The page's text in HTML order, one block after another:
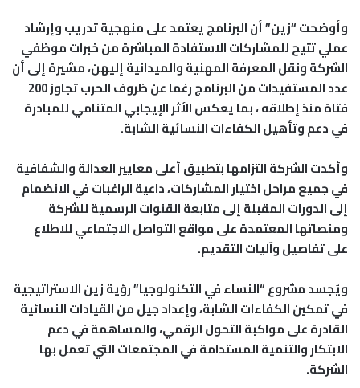
وأوضحت “زين” أن البرنامج يعتمد على منهجية تدريب وإرشاد
عملي تتيح للمشاركات الاستفادة المباشرة من خبرات موظفي
الشركة ونقل المعرفة المهنية والميدانية إليهن، مشيرة إلى أن
عدد المستفيدات من البرنامج رغما عن ظروف الحرب تجاوز 200
فتاة منذ إطلاقه ، بما يعكس الأثر الإيجابي المتنامي للمبادرة
في دعم وتأهيل الكفاءات النسائية الشابة.
وأكدت الشركة التزامها بتطبيق أعلى معايير العدالة والشفافية
في جميع مراحل اختيار المشاركات، داعية الراغبات في الانضمام
إلى الدورات المقبلة إلى متابعة القنوات الرسمية للشركة
ومنصاتها المعتمدة على مواقع التواصل الاجتماعي للاطلاع
على تفاصيل وآليات التقديم.
ويُجسد مشروع “النساء في التكنولوجيا” رؤية زين الاستراتيجية
في تمكين الكفاءات الشابة، وإعداد جيل من القيادات النسائية
القادرة على مواكبة التحول الرقمي، والمساهمة في دعم
الابتكار والتنمية المستدامة في المجتمعات التي تعمل بها
الشركة.